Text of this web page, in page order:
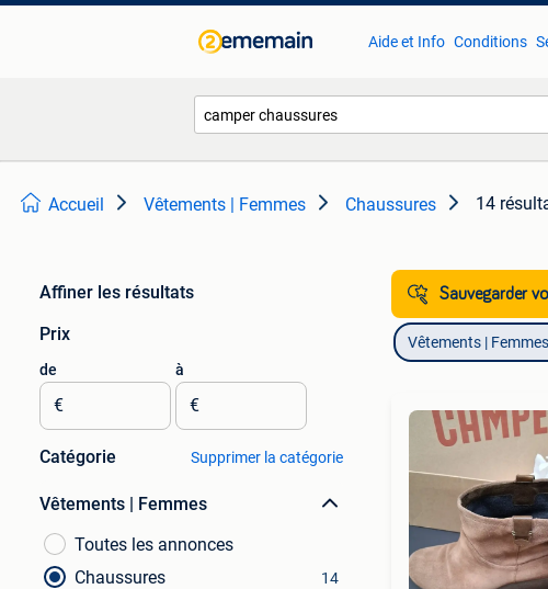
Aide et Info Conditions
Accueil Vêtements | Femmes Chaussures 14
Affiner les résultats
Prix
de
€
à
€
Catégorie Supprimer la catégorie
Vêtements | Femmes
Toutes les annonces
Chaussures
14
Sauvegarder
Vêtements | Femmes